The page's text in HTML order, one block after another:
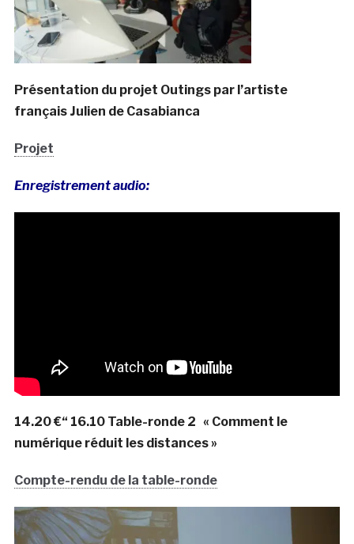
Présentation du projet Outings par l’artiste
français Julien de Casabianca
Projet
Enregistrement audio:
14.20 €“ 16.10 Table-ronde 2 « Comment le
numérique réduit les distances »
Compte-rendu de la table-ronde